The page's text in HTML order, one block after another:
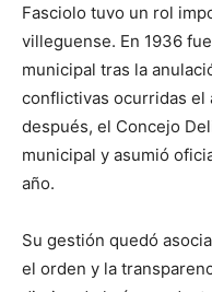
Fasciolo tuvo un rol
villeguense. En 1936
municipal tras la
conflictivas ocurridas el
después, el Concejo
municipal y asumió
año.
Su gestión quedó
el orden y la